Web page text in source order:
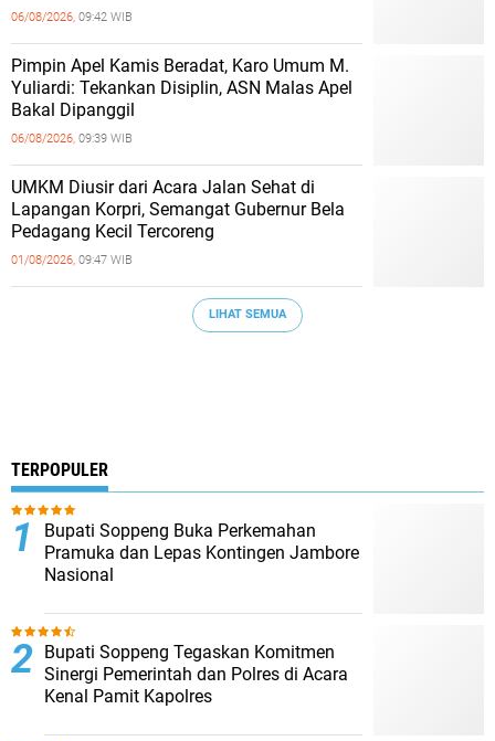
06/08/2026, 09:42 WIB
Pimpin Apel Kamis Beradat, Karo Umum M.
Yuliardi: Tekankan Disiplin, ASN Malas Apel
Bakal Dipanggil
06/08/2026, 09:39 WIB
UMKM Diusir dari Acara Jalan Sehat di
Lapangan Korpri, Semangat Gubernur Bela
Pedagang Kecil Tercoreng
01/08/2026, 09:47 WIB
LIHAT SEMUA
TERPOPULER
Bupati Soppeng Buka Perkemahan
Pramuka dan Lepas Kontingen Jambore
Nasional
Bupati Soppeng Tegaskan Komitmen
Sinergi Pemerintah dan Polres di Acara
Kenal Pamit Kapolres